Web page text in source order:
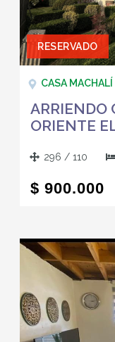
RESERVADO
CASA MACHALÍ
ARRIENDO
ORIENTE
296 / 110
$ 900.000